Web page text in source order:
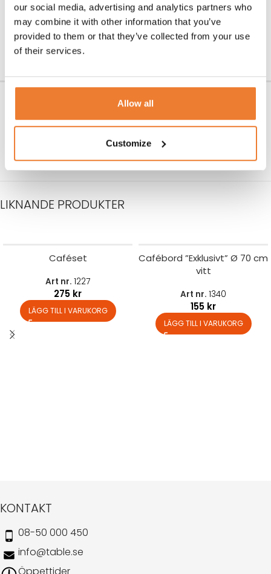
our social media, advertising and analytics partners who
may combine it with other information that you’ve
provided to them or that they’ve collected from your use
of their services.
Allow all
Customize
Art nr. 2100
25kr
LÄGG TILL I VARUKORG
Art nr.1791
55kr
LÄGG TILL I VARUKORG
Art nr.2102
75kr
Art nr.1770
55kr
LÄGG TILL I VARUKORG
LIKNANDE PRODUKTER
Caféset
Art nr. 1227
275 kr
LÄGG TILL I VARUKORG
Cafébord ”Exklusivt” Ø 70 cm
vitt
Art nr. 1340
155 kr
LÄGG TILL I VARUKORG
KONTAKT
08-50 000 450
info@table.se
Öppettider